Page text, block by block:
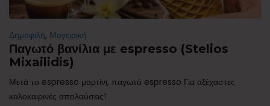
Δημοφιλή, Μαγειρική
Παγωτό βανίλια με espresso (Stelios
Mixailidis)
Μετά το espresso μαρτίνι, παγωτό espresso Για αξέχαστες
καλοκαιρινές απολαύσεις!